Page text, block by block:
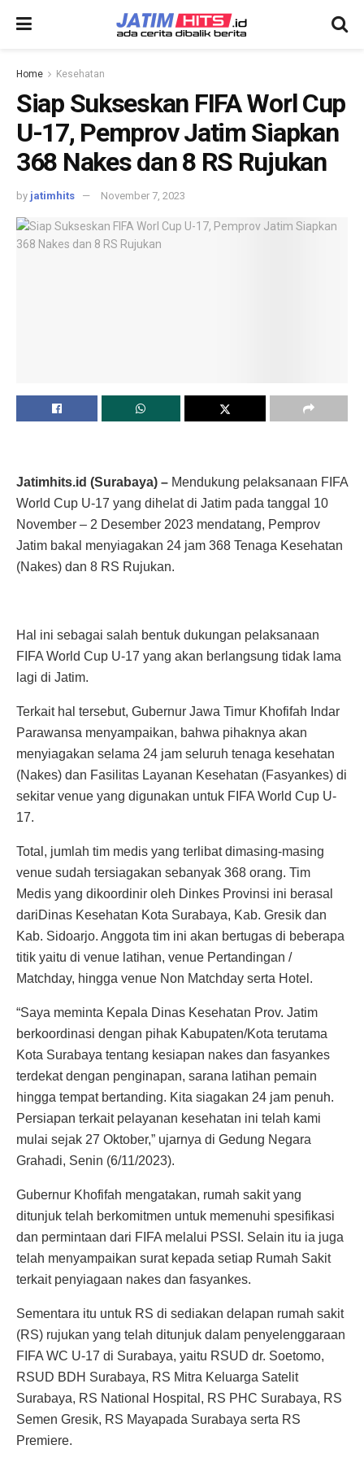
Home Kesehatan
Siap Sukseskan FIFA Worl Cup
U-17, Pemprov Jatim Siapkan
368 Nakes dan 8 RS Rujukan
by jatimhits November 7, 2023
Jatimhits.id (Surabaya) – Mendukung pelaksanaan FIFA
World Cup U-17 yang dihelat di Jatim pada tanggal 10
November – 2 Desember 2023 mendatang, Pemprov
Jatim bakal menyiagakan 24 jam 368 Tenaga Kesehatan
(Nakes) dan 8 RS Rujukan.
Hal ini sebagai salah bentuk dukungan pelaksanaan
FIFA World Cup U-17 yang akan berlangsung tidak lama
lagi di Jatim.
Terkait hal tersebut, Gubernur Jawa Timur Khofifah Indar
Parawansa menyampaikan, bahwa pihaknya akan
menyiagakan selama 24 jam seluruh tenaga kesehatan
(Nakes) dan Fasilitas Layanan Kesehatan (Fasyankes) di
sekitar venue yang digunakan untuk FIFA World Cup U-
17.
Total, jumlah tim medis yang terlibat dimasing-masing
venue sudah tersiagakan sebanyak 368 orang. Tim
Medis yang dikoordinir oleh Dinkes Provinsi ini berasal
dariDinas Kesehatan Kota Surabaya, Kab. Gresik dan
Kab. Sidoarjo. Anggota tim ini akan bertugas di beberapa
titik yaitu di venue latihan, venue Pertandingan /
Matchday, hingga venue Non Matchday serta Hotel.
“Saya meminta Kepala Dinas Kesehatan Prov. Jatim
berkoordinasi dengan pihak Kabupaten/Kota terutama
Kota Surabaya tentang kesiapan nakes dan fasyankes
terdekat dengan penginapan, sarana latihan pemain
hingga tempat bertanding. Kita siagakan 24 jam penuh.
Persiapan terkait pelayanan kesehatan ini telah kami
mulai sejak 27 Oktober,” ujarnya di Gedung Negara
Grahadi, Senin (6/11/2023).
Gubernur Khofifah mengatakan, rumah sakit yang
ditunjuk telah berkomitmen untuk memenuhi spesifikasi
dan permintaan dari FIFA melalui PSSI. Selain itu ia juga
telah menyampaikan surat kepada setiap Rumah Sakit
terkait penyiagaan nakes dan fasyankes.
Sementara itu untuk RS di sediakan delapan rumah sakit
(RS) rujukan yang telah ditunjuk dalam penyelenggaraan
FIFA WC U-17 di Surabaya, yaitu RSUD dr. Soetomo,
RSUD BDH Surabaya, RS Mitra Keluarga Satelit
Surabaya, RS National Hospital, RS PHC Surabaya, RS
Semen Gresik, RS Mayapada Surabaya serta RS
Premiere.